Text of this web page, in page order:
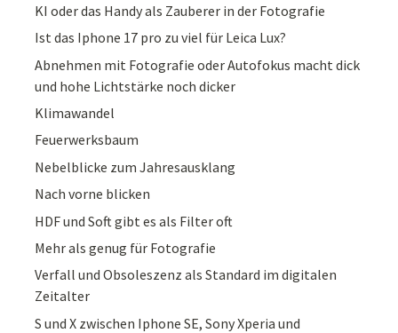
KI oder das Handy als Zauberer in der Fotografie
Ist das Iphone 17 pro zu viel für Leica Lux?
Abnehmen mit Fotografie oder Autofokus macht dick
und hohe Lichtstärke noch dicker
Klimawandel
Feuerwerksbaum
Nebelblicke zum Jahresausklang
Nach vorne blicken
HDF und Soft gibt es als Filter oft
Mehr als genug für Fotografie
Verfall und Obsoleszenz als Standard im digitalen
Zeitalter
S und X zwischen Iphone SE, Sony Xperia und